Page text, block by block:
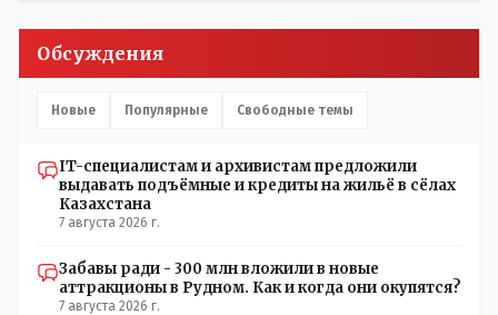
Урдабай таким образом они убьют сразу двух зайцев
царского и коммуняцкого....и справедливость
Обсуждения
Новые Популярные Свободные темы
IT-специалистам и архивистам предложили
выдавать подъёмные и кредиты на жильё в сёлах
Казахстана
7 августа 2026 г.
Забавы ради - 300 млн вложили в новые
аттракционы в Рудном. Как и когда они окупятся?
7 августа 2026 г.